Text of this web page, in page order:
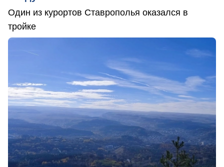
Один из курортов Ставрополья оказался в
тройке